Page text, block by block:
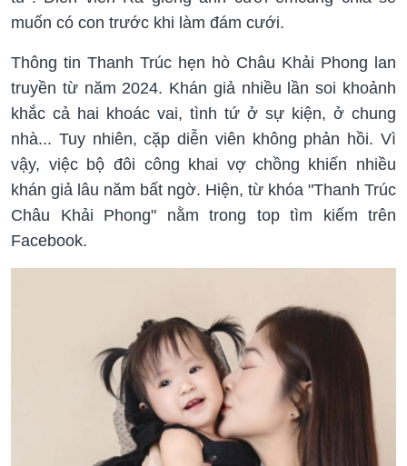
muốn có con trước khi làm đám cưới.
Thông tin Thanh Trúc hẹn hò Châu Khải Phong lan
truyền từ năm 2024. Khán giả nhiều lần soi khoảnh
khắc cả hai khoác vai, tình tứ ở sự kiện, ở chung
nhà... Tuy nhiên, cặp diễn viên không phản hồi. Vì
vậy, việc bộ đôi công khai vợ chồng khiến nhiều
khán giả lâu năm bất ngờ. Hiện, từ khóa "Thanh Trúc
Châu Khải Phong" nằm trong top tìm kiếm trên
Facebook.